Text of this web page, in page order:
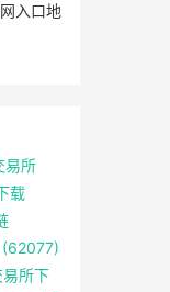
入口地
易所
载
(62077)
易所下